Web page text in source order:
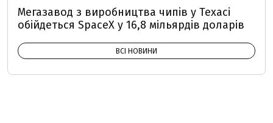
Мегазавод з виробництва чипів у Техасі
обійдеться SpaceX у 16,8 мільярдів доларів
ВСІ НОВИНИ